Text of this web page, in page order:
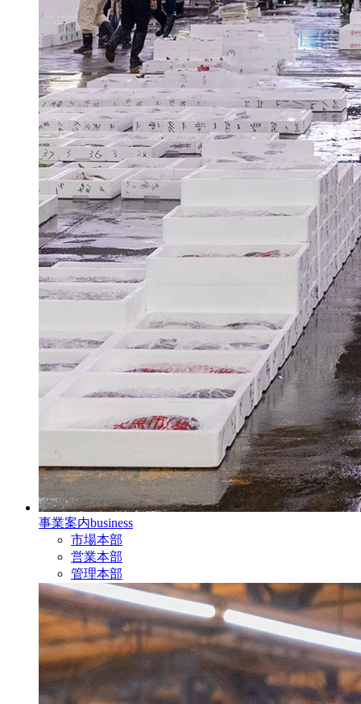
事業案内business
市場本部
営業本部
管理本部